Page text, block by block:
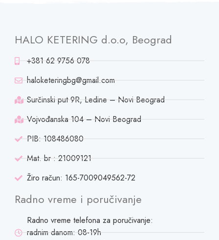
HALO KETERING d.o.o, Beograd
+381 62 9756 078
haloketeringbg@gmail.com
Surčinski put 9R, Ledine – Novi Beograd
Vojvođanska 104 – Novi Beograd
PIB: 108486080
Mat. br : 21009121
Žiro račun: 165-7009049562-72
Radno vreme i poručivanje
Radno vreme telefona za poručivanje:
radnim danom: 08-19h